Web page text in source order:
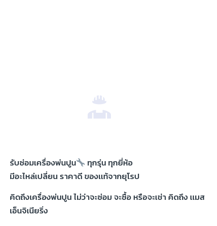
รับซ่อมเครื่องพ่นปูน
ทุกรุ่น ทุกยี่ห้อ
มีอะไหล่เปลี่ยน ราคาดี ของเเท้จากยุโรป
คิดถึงเครื่องพ่นปูน ไม่ว่าจะซ่อม จะซื้อ หรือจะเช่า คิดถึง เเมส
เอ็นจิเนียริ่ง